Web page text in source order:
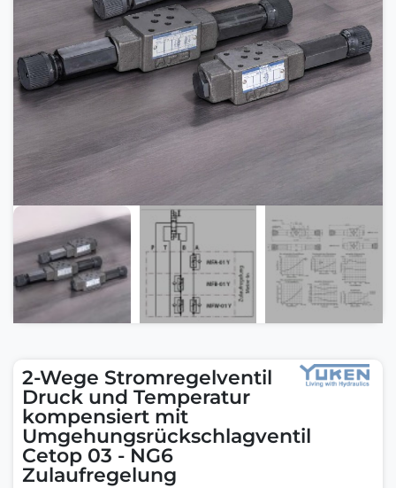
2-Wege Stromregelventil
Druck und Temperatur
kompensiert mit
Umgehungsrückschlagventil
Cetop 03 - NG6
Zulaufregelung